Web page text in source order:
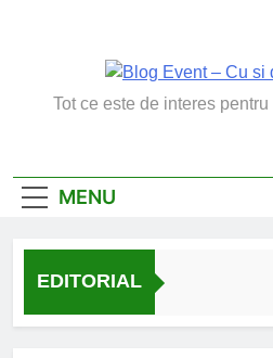
Blog
Tot ce este de interes
MENU
EDITORIAL